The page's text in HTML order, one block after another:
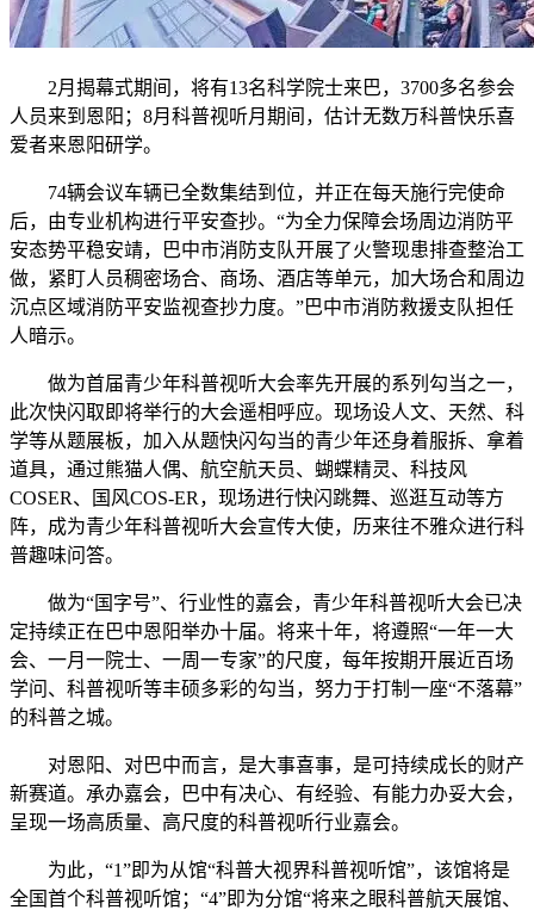
2月揭幕式期间，将有13名科学院士来巴，3700多名参会
人员来到恩阳；8月科普视听月期间，估计无数万科普快乐喜
爱者来恩阳研学。
74辆会议车辆已全数集结到位，并正在每天施行完使命
后，由专业机构进行平安查抄。“为全力保障会场周边消防平
安态势平稳安靖，巴中市消防支队开展了火警现患排查整治工
做，紧盯人员稠密场合、商场、酒店等单元，加大场合和周边
沉点区域消防平安监视查抄力度。”巴中市消防救援支队担任
人暗示。
做为首届青少年科普视听大会率先开展的系列勾当之一，
此次快闪取即将举行的大会遥相呼应。现场设人文、天然、科
学等从题展板，加入从题快闪勾当的青少年还身着服拆、拿着
道具，通过熊猫人偶、航空航天员、蝴蝶精灵、科技风
COSER、国风COS-ER，现场进行快闪跳舞、巡逛互动等方
阵，成为青少年科普视听大会宣传大使，历来往不雅众进行科
普趣味问答。
做为“国字号”、行业性的嘉会，青少年科普视听大会已决
定持续正在巴中恩阳举办十届。将来十年，将遵照“一年一大
会、一月一院士、一周一专家”的尺度，每年按期开展近百场
学问、科普视听等丰硕多彩的勾当，努力于打制一座“不落幕”
的科普之城。
对恩阳、对巴中而言，是大事喜事，是可持续成长的财产
新赛道。承办嘉会，巴中有决心、有经验、有能力办妥大会，
呈现一场高质量、高尺度的科普视听行业嘉会。
为此，“1”即为从馆“科普大视界科普视听馆”，该馆将是
全国首个科普视听馆；“4”即为分馆“将来之眼科普航天展馆、